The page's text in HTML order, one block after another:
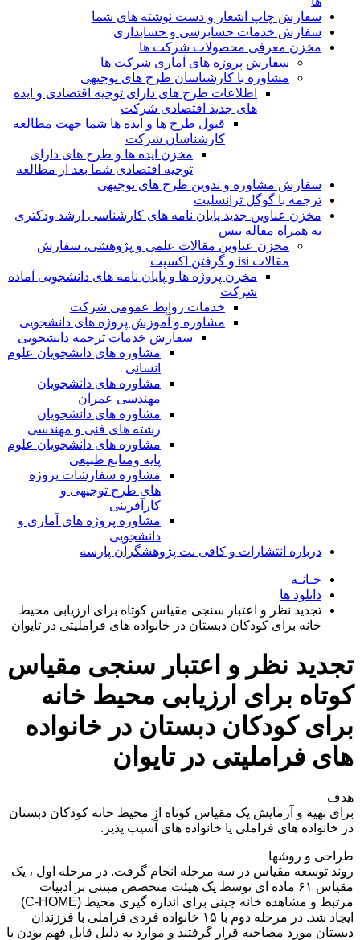
سفارش چاپ اشعار و دست نوشته های شما
سفارش خدمات حسابرسی و حسابداری
مخزن معرفی محصولات شرکت ها
سفارش پروژه های آماری شرکت ها
مشاوره با کارشناسان طرح های توجیهی
اطلاعات طرح های دارای توجیه اقتصادی و ایده
های جدید اقتصادی شرکت
قبول طرح ها و ایده ها شما جهت مطالعه
کارشناسان شرکت
مخزن ایده ها و طرح های دارای
توجیه اقتصادی شما بعد از مطالعه
سفارش مشاوره و تدوین طرح های توجیهی
ترجمه با گوگل ترانسلیت
مخزن عناوین جدید پایان نامه های کارشناسی ارشد ودکتری
به همراه مقاله بیس
مخزن عناوین مقالات علمی و پژوهشی، سفارش
مقالات isi و گرفتن اکسپت
مخزن پروژه ها و پایان نامه های دانشجویی آماده
شرکت
خدمات روابط عمومی شرکت
مشاوره و آموزش پروژه های دانشجویی
سفارش خدمات ترجمه دانشجویی
مشاوره های دانشجویان علوم
انسانی
مشاوره های دانشجویان
مهندسی عمران
مشاوره های دانشجویان
رشته های فنی و مهندسی
مشاوره های دانشجویان علوم
پایه ومنابع طبیعی
مشاوره سفارشات پروژه
های طرح توجیهی و
کارآفرینی
مشاوره پروژه های آماری و
دانشجویی
درباره انتشارات و کافی نت پژوهشگران پارسه
خـانـه
دانلود ها
تجدید نظر و اعتبار سنجی مقیاس کوتاه برای ارزیابی محیط
خانه برای کودکان دبستان در خانواده های فراملیتی در تایوان
تجدید نظر و اعتبار سنجی مقیاس
کوتاه برای ارزیابی محیط خانه
برای کودکان دبستان در خانواده
های فراملیتی در تایوان
هدف
برای تهیه و آزمایش یک مقیاس کوتاه از محیط خانه کودکان دبستان
در خانواده های فراملی یا خانواده های آسیب پذیر.
طراحی و روشها
روند توسعه مقیاس در سه مرحله انجام گرفت. در مرحله اول ، یک
مقیاس ۶۱ ماده ای توسط یک هیئت متخصص مبتنی بر ادبیات
مرتبط و مشاهده خانه چینی برای اندازه گیری محیط (C-HOME)
ایجاد شد. در مرحله دوم با ۱۵ خانواده فردی فراملی با فرزندان
دبستان مورد مصاحبه قرار گرفتند و موارد به دلیل قابل فهم بودن یا